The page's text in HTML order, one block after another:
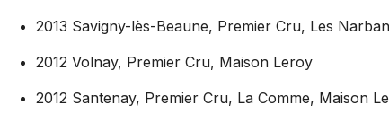
2013 Savigny-lès-Beaune, Premier Cru, Les
2012 Volnay, Premier Cru, Maison Leroy
2012 Santenay, Premier Cru, La Comme, Maison